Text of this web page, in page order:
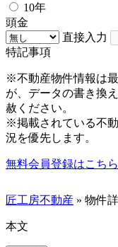
10年
頭金
直接入力
特記事項
※不動産物件情報は
が、データの書き換
赦ください。
※掲載されている不
況を優先します。
無料会員登録はこちら
匠工房不動産 » 物件
本文